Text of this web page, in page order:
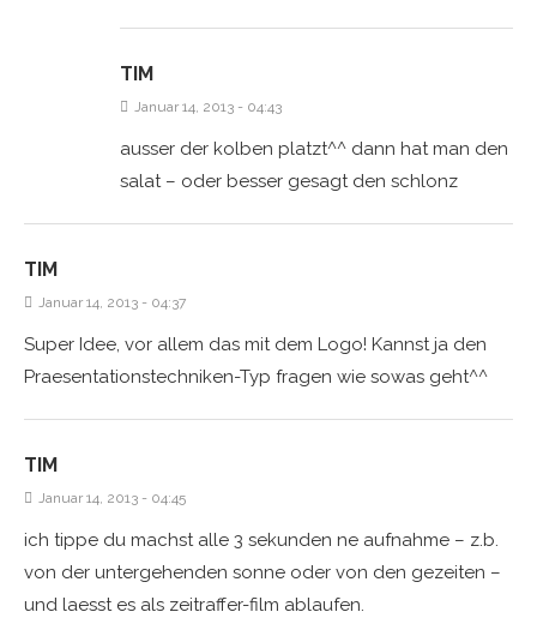
TIM
Januar 14, 2013 - 04:43
ausser der kolben platzt^^ dann hat man den
salat – oder besser gesagt den schlonz
TIM
Januar 14, 2013 - 04:37
Super Idee, vor allem das mit dem Logo! Kannst ja den
Praesentationstechniken-Typ fragen wie sowas geht^^
TIM
Januar 14, 2013 - 04:45
ich tippe du machst alle 3 sekunden ne aufnahme – z.b.
von der untergehenden sonne oder von den gezeiten –
und laesst es als zeitraffer-film ablaufen.